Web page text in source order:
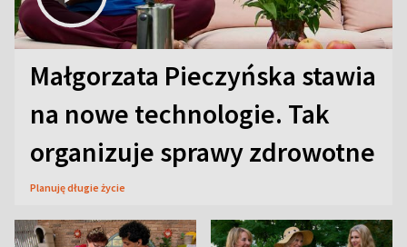
Małgorzata Pieczyńska stawia
na nowe technologie. Tak
organizuje sprawy zdrowotne
Planuję długie życie